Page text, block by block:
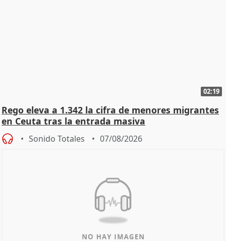
02:19
Rego eleva a 1.342 la cifra de menores migrantes
en Ceuta tras la entrada masiva
Sonido Totales 07/08/2026